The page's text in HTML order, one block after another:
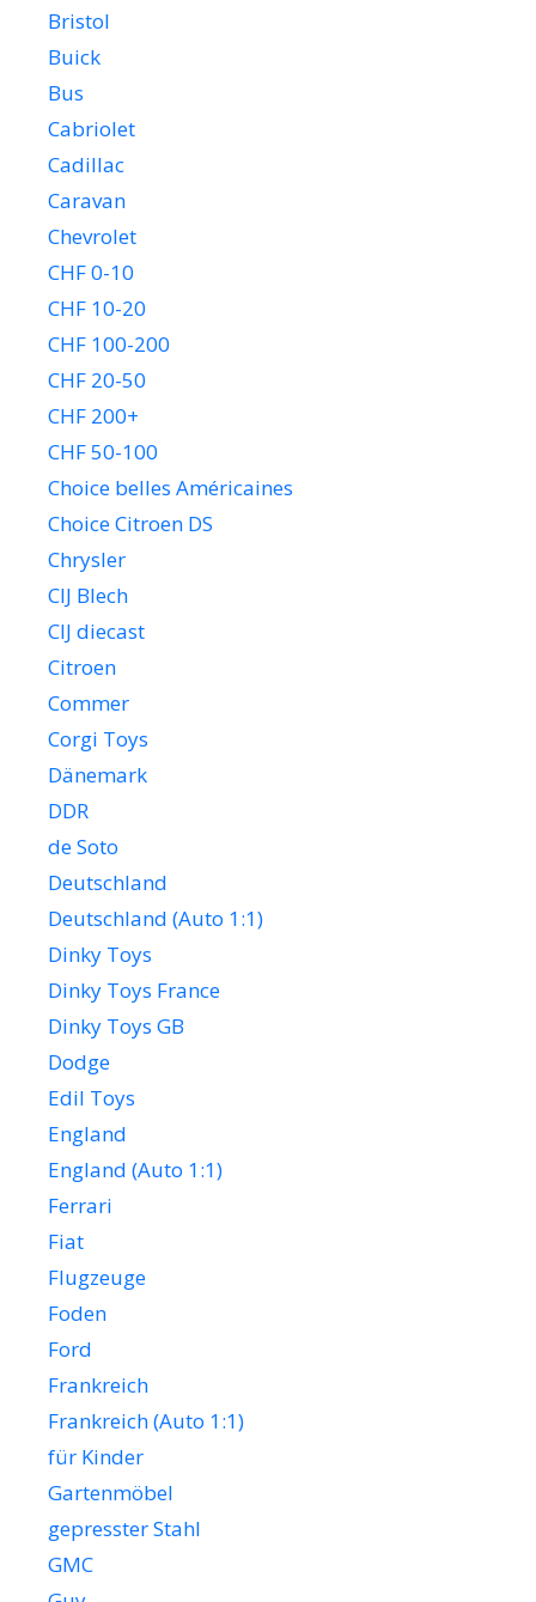
Bristol
Buick
Bus
Cabriolet
Cadillac
Caravan
Chevrolet
CHF 0-10
CHF 10-20
CHF 100-200
CHF 20-50
CHF 200+
CHF 50-100
Choice belles Américaines
Choice Citroen DS
Chrysler
CIJ Blech
CIJ diecast
Citroen
Commer
Corgi Toys
Dänemark
DDR
de Soto
Deutschland
Deutschland (Auto 1:1)
Dinky Toys
Dinky Toys France
Dinky Toys GB
Dodge
Edil Toys
England
England (Auto 1:1)
Ferrari
Fiat
Flugzeuge
Foden
Ford
Frankreich
Frankreich (Auto 1:1)
für Kinder
Gartenmöbel
gepresster Stahl
GMC